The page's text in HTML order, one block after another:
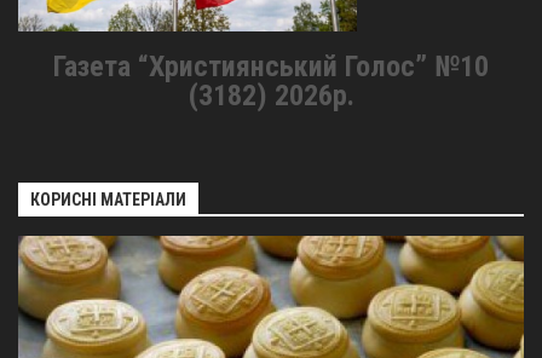
Газета “Християнський Голос” №10
(3182) 2026р.
КОРИСНІ МАТЕРІАЛИ